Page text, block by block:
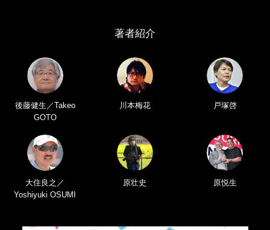
著者紹介
後藤健生／Takeo
GOTO
川本梅花 戸塚啓
大住良之／
Yoshiyuki OSUMI
原壮史 原悦生